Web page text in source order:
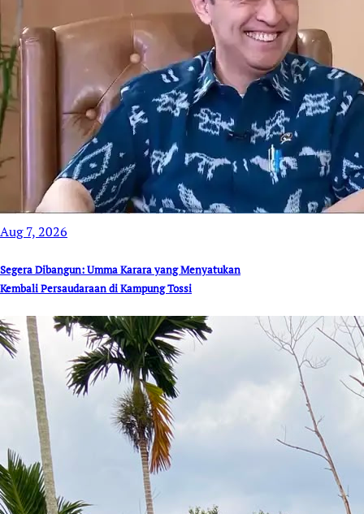
Aug 7, 2026
Segera Dibangun: Umma Karara yang Menyatukan
Kembali Persaudaraan di Kampung Tossi